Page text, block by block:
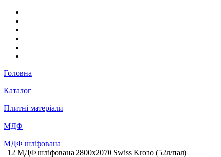
Головна
Каталог
Плитні матеріали
МДФ
МДФ шліфована
12 МДФ шліфована 2800х2070 Swiss Krono (52л/пал)